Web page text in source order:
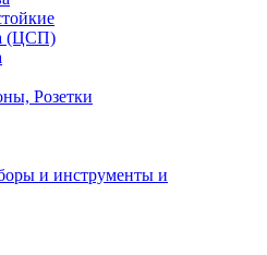
(ЦСП)
Розетки
и инструменты и